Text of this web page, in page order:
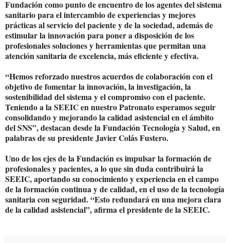
Fundación como punto de encuentro de los agentes del sistema
sanitario para el intercambio de experiencias y mejores
prácticas al servicio del paciente y de la sociedad, además de
estimular la innovación para poner a disposición de los
profesionales soluciones y herramientas que permitan una
atención sanitaria de excelencia, más eficiente y efectiva.
“Hemos reforzado nuestros acuerdos de colaboración con el
objetivo de fomentar la innovación, la investigación, la
sostenibilidad del sistema y el compromiso con el paciente.
Teniendo a la SEEIC en nuestro Patronato esperamos seguir
consolidando y mejorando la calidad asistencial en el ámbito
del SNS”, destacan desde la Fundación Tecnología y Salud, en
palabras de su presidente Javier Colás Fustero.
Uno de los ejes de la Fundación es impulsar la formación de
profesionales y pacientes, a lo que sin duda contribuirá la
SEEIC, aportando su conocimiento y experiencia en el campo
de la formación continua y de calidad, en el uso de la tecnología
sanitaria con seguridad. “Esto redundará en una mejora clara
de la calidad asistencial”, afirma el presidente de la SEEIC.